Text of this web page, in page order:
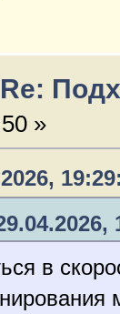
Re:
»
в